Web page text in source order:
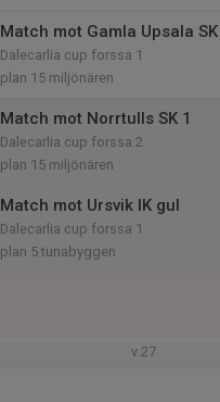
Match mot Gamla Upsala SK
Dalecarlia cup forssa 1
plan 15 miljönären
Match mot Norrtulls SK 1
Dalecarlia cup forssa 2
plan 15 miljönären
Match mot Ursvik IK gul
Dalecarlia cup forssa 1
plan 5 tunabyggen
v.27